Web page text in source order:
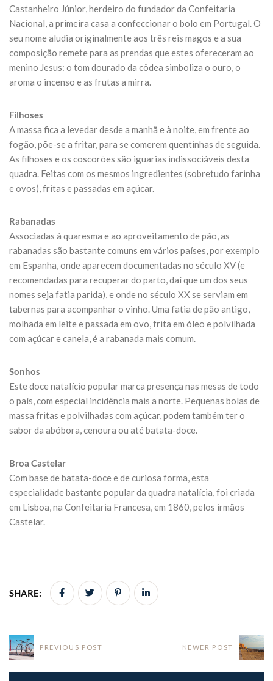
Castanheiro Júnior, herdeiro do fundador da Confeitaria
Nacional, a primeira casa a confeccionar o bolo em Portugal. O
seu nome aludia originalmente aos três reis magos e a sua
composição remete para as prendas que estes ofereceram ao
menino Jesus: o tom dourado da côdea simboliza o ouro, o
aroma o incenso e as frutas a mirra.
Filhoses
A massa fica a levedar desde a manhã e à noite, em frente ao
fogão, põe-se a fritar, para se comerem quentinhas de seguida.
As filhoses e os coscorões são iguarias indissociáveis desta
quadra. Feitas com os mesmos ingredientes (sobretudo farinha
e ovos), fritas e passadas em açúcar.
Rabanadas
Associadas à quaresma e ao aproveitamento de pão, as
rabanadas são bastante comuns em vários países, por exemplo
em Espanha, onde aparecem documentadas no século XV (e
recomendadas para recuperar do parto, daí que um dos seus
nomes seja fatia parida), e onde no século XX se serviam em
tabernas para acompanhar o vinho. Uma fatia de pão antigo,
molhada em leite e passada em ovo, frita em óleo e polvilhada
com açúcar e canela, é a rabanada mais comum.
Sonhos
Este doce natalício popular marca presença nas mesas de todo
o país, com especial incidência mais a norte. Pequenas bolas de
massa fritas e polvilhadas com açúcar, podem também ter o
sabor da abóbora, cenoura ou até batata-doce.
Broa Castelar
Com base de batata-doce e de curiosa forma, esta
especialidade bastante popular da quadra natalícia, foi criada
em Lisboa, na Confeitaria Francesa, em 1860, pelos irmãos
Castelar.
SHARE:
PREVIOUS POST NEWER POST